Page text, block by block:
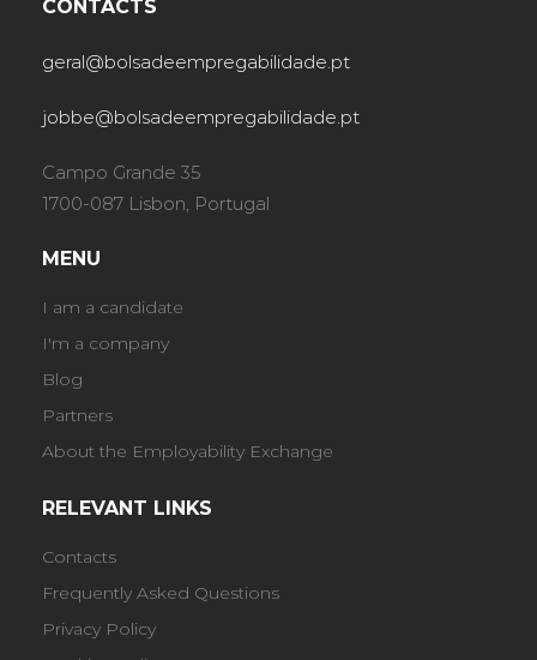
CONTACTS
geral@bolsadeempregabilidade.pt
jobbe@bolsadeempregabilidade.pt
Campo Grande 35
1700-087 Lisbon, Portugal
MENU
I am a candidate
I'm a company
Blog
Partners
About the Employability Exchange
RELEVANT LINKS
Contacts
Frequently Asked Questions
Privacy Policy